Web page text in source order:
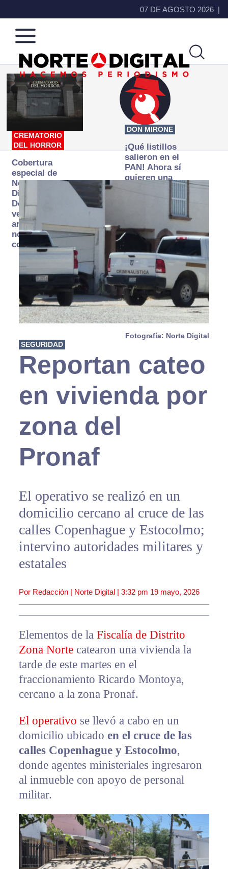
07 DE AGOSTO 2026
Norte
de
Ciudad
Más
que
noticias,
hacemos periodismo
CREMATORIO
DEL HORROR
Cobertura
especial de
Norte
Digital:
Donde la
verdad
arde… pero
no se
consume
DON MIRONE
¡Qué listillos
salieron en el
PAN! Ahora sí
quieren una
autónoma… y
Fotografía: Norte Digital
SEGURIDAD
Reportan cateo
en vivienda por
zona del
Pronaf
El operativo se realizó en un
domicilio cercano al cruce de las
calles Copenhague y Estocolmo;
intervino autoridades militares y
estatales
Por Redacción | Norte Digital | 3:32 pm 19 mayo, 2026
Elementos de la Fiscalía de Distrito
Zona Nortecatearon una vivienda la
tarde de este martes en el
fraccionamiento Ricardo Montoya,
cercano a la zona Pronaf.
El operativo se llevó a cabo en un
domicilio ubicado en el cruce de las
calles Copenhague y Estocolmo,
donde agentes ministeriales ingresaron
al inmueble con apoyo de personal
militar.